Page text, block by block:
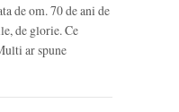
de om. 70 de ani de
de glorie. Ce
ar spune